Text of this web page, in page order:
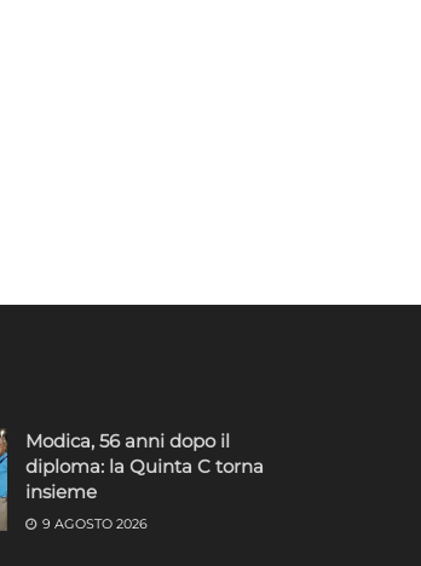
Modica, 56 anni dopo il
diploma: la Quinta C torna
insieme
9 AGOSTO 2026